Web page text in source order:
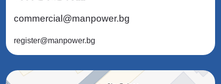
ет. 2, София, 1113
+359 2 942 6811
commercial@manpower.bg
register@manpower.bg